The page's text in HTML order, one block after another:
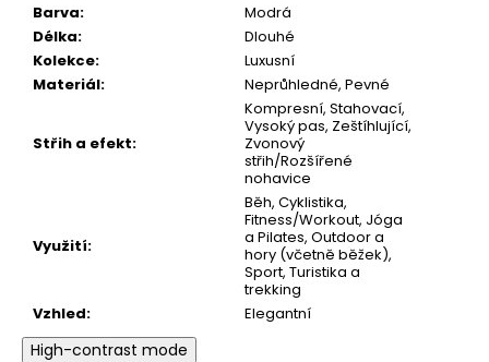
Barva:
Modrá
Délka:
Dlouhé
Kolekce:
Luxusní
Materiál: Neprůhledné, Pevné
Střih a efekt:
Kompresní, Stahovací,
Vysoký pas, Zeštíhlující,
Zvonový
střih/Rozšířené
nohavice
Využití:
Běh, Cyklistika,
Fitness/Workout, Jóga
a Pilates, Outdoor a
hory (včetně běžek),
Sport, Turistika a
trekking
Vzhled: Elegantní
High-contrast mode